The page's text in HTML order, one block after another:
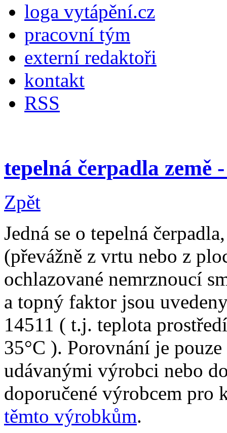
loga vytápění.cz
pracovní tým
externí redaktoři
kontakt
RSS
tepelná čerpadla země
Zpět
Jedná se o tepelná
(převážně z vrtu nebo z
ochlazované nemrznoucí
a topný faktor jsou
14511 ( t.j. teplota
35°C ). Porovnání je
udávanými výrobci nebo
doporučené výrobcem pro
těmto výrobkům.